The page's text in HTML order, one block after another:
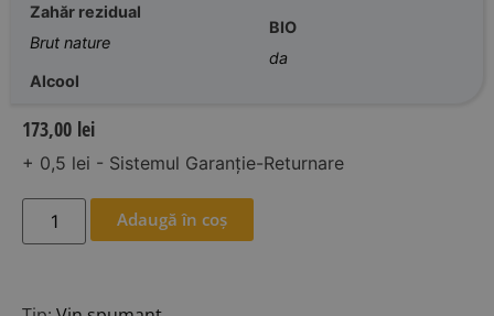
Zahăr rezidual
Brut nature
Alcool
BIO
da
173,00 lei
+ 0,5 lei - Sistemul Garanție-Returnare
Adaugă în coș